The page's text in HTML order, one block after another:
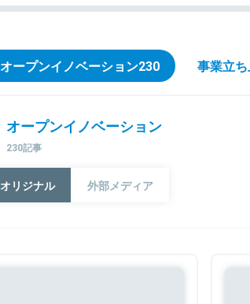
オープンイノベーション230 事業立
オープンイノベーション
230記事
オリジナル 外部メディア